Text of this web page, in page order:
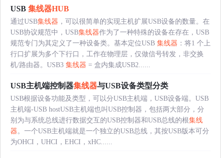
USB 集线器HUB
通过USB集线器 ，可以很简单的实现主机扩展USB设备的数量。在
USB协议规范中，USB集线器作为了一种特殊的设备在存在，USB
规范专门为其定义了一种设备类。基本定位USB 集线器 ：将1 个上
行口扩展为多个下行口，工作在物理层，仅做信号转发，非交换
机/路由器。USB3 集线器 = 盒内集成USB2......
USB主机端控制器集线器与USB设备类型分类
USB根据设备功能及类型，可以分USB主机端，USB设备端。USB
主机端-USB hostUSB主机端也叫USB控制器，包括两大部分，分
别为与系统总线进行数据交互的USB控制器和USB总线的根集线
器。一个USB主机端就是一个独立的USB总线，其按USB版本可分
为OHCI，UHCI，EHCI，xHC......